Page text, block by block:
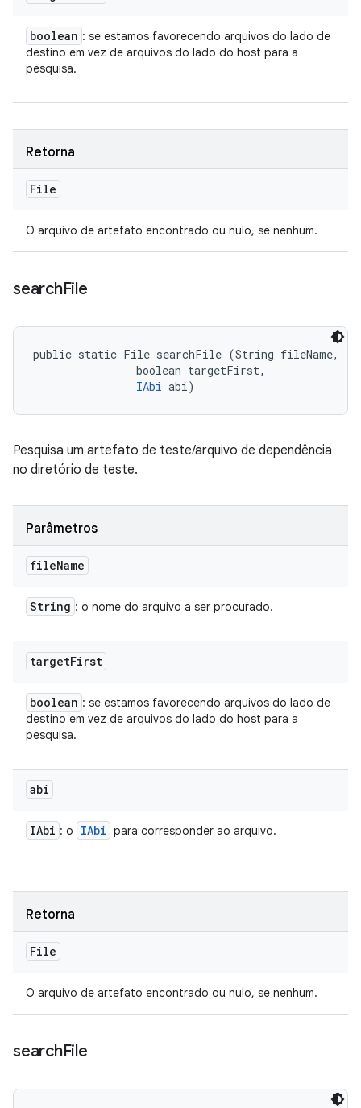
boolean : se estamos favorecendo arquivos do lado de
destino em vez de arquivos do lado do host para a
pesquisa.
Retorna
File
O arquivo de artefato encontrado ou nulo, se nenhum.
searchFile
public static File searchFile (String fileName,
                boolean targetFirst,
IAbi abi)
Pesquisa um artefato de teste/arquivo de dependência
no diretório de teste.
Parâmetros
fileName
String : o nome do arquivo a ser procurado.
targetFirst
boolean : se estamos favorecendo arquivos do lado de
destino em vez de arquivos do lado do host para a
pesquisa.
abi
IAbi : o IAbi para corresponder ao arquivo.
Retorna
File
O arquivo de artefato encontrado ou nulo, se nenhum.
searchFile